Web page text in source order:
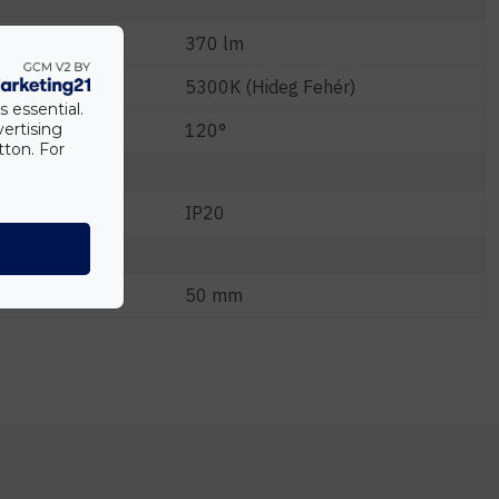
370 lm
5300K (Hideg Fehér)
120°
IP20
50 mm
essential.
For